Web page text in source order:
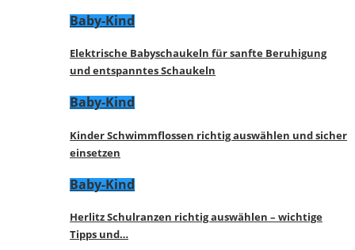
Baby-Kind
Elektrische Babyschaukeln für sanfte Beruhigung
und entspanntes Schaukeln
Baby-Kind
Kinder Schwimmflossen richtig auswählen und sicher
einsetzen
Baby-Kind
Herlitz Schulranzen richtig auswählen – wichtige
Tipps und…